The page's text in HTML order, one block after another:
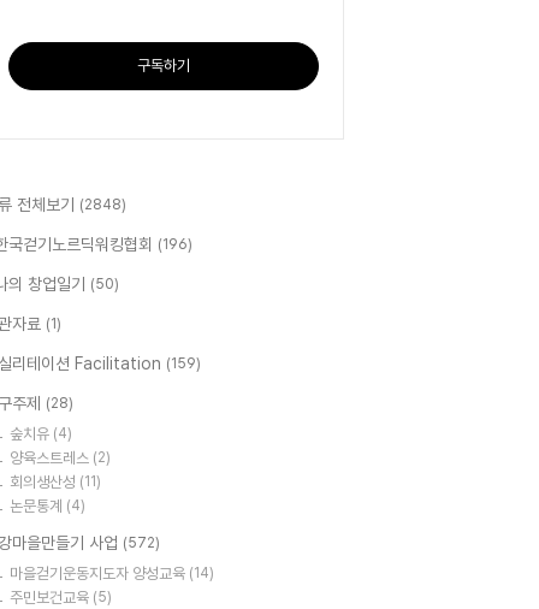
구독하기
전체보기 (2848)
국걷기노르딕워킹협회 (196)
의 창업일기 (50)
자료 (1)
리테이션 Facilitation (159)
주제 (28)
숲치유 (4)
양육스트레스 (2)
회의생산성 (11)
논문통계 (4)
마을만들기 사업 (572)
마을걷기운동지도자 양성교육 (14)
주민보건교육 (5)